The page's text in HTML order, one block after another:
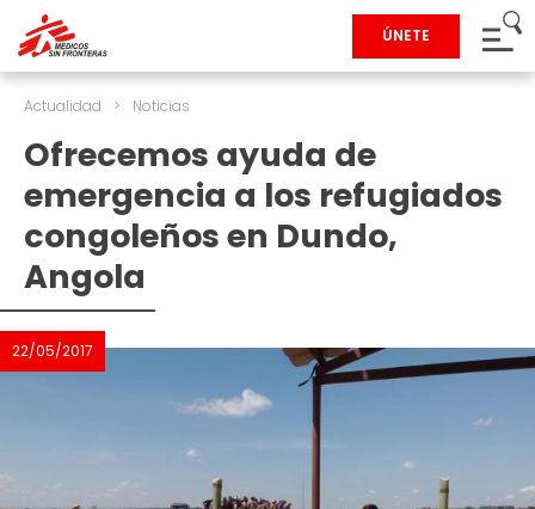
ÚNETE
Actualidad > Noticias
Ofrecemos ayuda de
emergencia a los refugiados
congoleños en Dundo,
Angola
22/05/2017